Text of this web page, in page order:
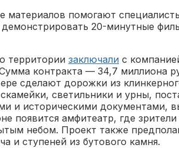
материалов помогают
демонстрировать 20-минутные
территории заключали с
контракта — 34,7 миллиона
сделают дорожки из
светильники и урны,
и историческими документами,
появится амфитеатр, где зрители
небом. Проект также
и ступеней из бутового камня.